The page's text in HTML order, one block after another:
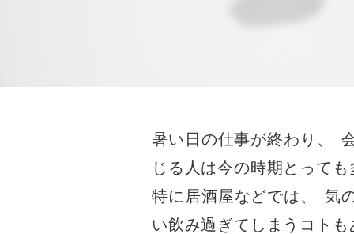
暑い日の仕事が終わり 、
じる人は今の時期とって
特に居酒屋などでは 、 気
い飲み過ぎてしまうコトも